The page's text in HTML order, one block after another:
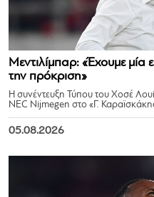
Μεντιλίμπαρ: «Έχουμε
την πρόκριση»
Η συνέντευξη Τύπου του Χοσέ
NEC Nijmegen στο «Γ.
05.08.2026